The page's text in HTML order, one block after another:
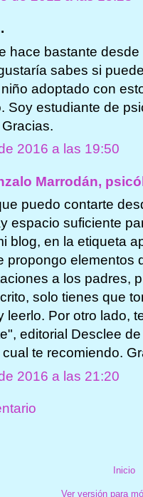
hace bastante
sabes si
adoptado con
Soy estudiante de
2016 a las 19:50
Marrodán,
puedo contarte
espacio suficiente
blog, en la etiqueta
propongo elementos
a los padres,
solo tienes que
leerlo. Por otro lado,
editorial Desclee
te recomiendo.
2016 a las 21:20
Inicio
Ver versión para